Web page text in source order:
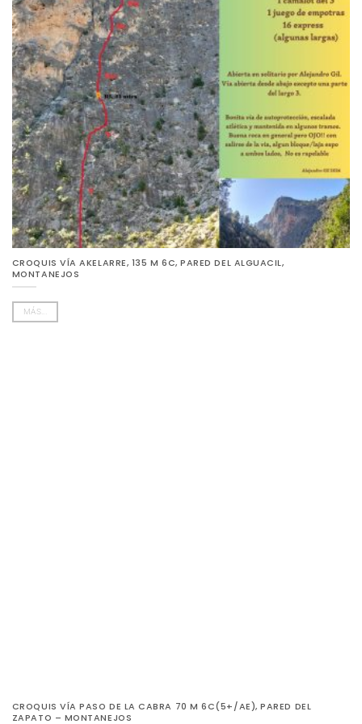
CROQUIS VÍA AKELARRE, 135 M 6C, PARED DEL ALGUACIL,
MONTANEJOS
MÁS...
CROQUIS VÍA PASO DE LA CABRA 70 M 6C(5+/AE), PARED DEL
ZAPATO – MONTANEJOS